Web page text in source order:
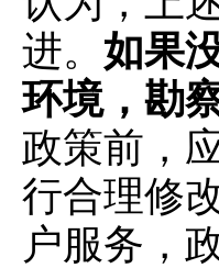
进。 如果
环境，勘
政策前，
行合理修
户服务，